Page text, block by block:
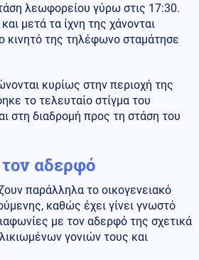
λεωφορείου γύρω στις 17:30.
μετά τα ίχνη της χάνονται
κινητό της τηλέφωνο σταμάτησε
κυρίως στην περιοχή της
το τελευταίο στίγμα του
στη διαδρομή προς τη στάση του
αδερφό
παράλληλα το οικογενειακό
καθώς έχει γίνει γνωστό
με τον αδερφό της σχετικά
γονιών τους και